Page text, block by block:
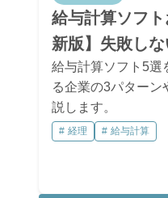
給与計算ソフ
新版】失敗し
解
給与計算ソフト5選
る企業の3パター
説します。
経理 給与計算